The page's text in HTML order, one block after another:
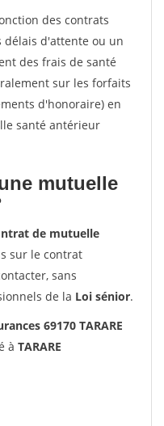
des contrats
délais d'attente ou un
des frais de santé
sur les forfaits
d'honoraire) en
santé antérieur
mutuelle
de mutuelle
sur le contrat
sans
de la Loi sénior.
69170 TARARE
à TARARE